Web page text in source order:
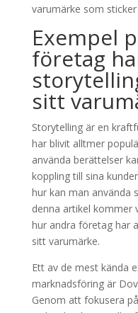
varumärke som
Exempel
företag
sitt
Storytelling är en
har blivit alltmer
använda berättelser
koppling till sina
hur kan man använda
denna artikel kommer
hur andra företag har
sitt varumärke.
Ett av de mest kända
marknadsföring är
Genom att fokusera